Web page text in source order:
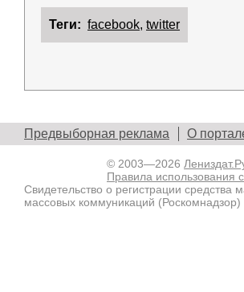
Теги: facebook, twitter
Предвыборная реклама О
© 2003—2026
Правила использования
Свидетельство о регистрации
массовых коммуникаций (Роскомнадзор)